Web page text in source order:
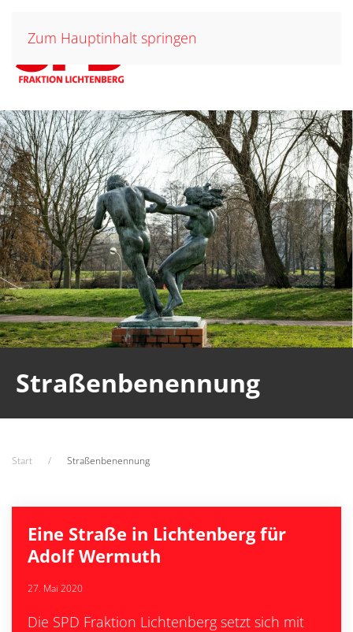
Zum Hauptinhalt springen
Straßenbenennung
Start Straßenbenennung
Eine Straße in Lichtenberg für
Adolf Wermuth
27. Mai 2020
Die SPD Fraktion Lichtenberg setzt sich mit